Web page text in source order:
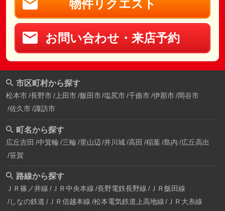
物件リクエスト
お問い合わせ・来店予約
市区町村から探す
松本市 長野市 上田市 飯田市 塩尻市 千曲市 伊那市 岡谷市
佐久市 諏訪市
町名から探す
広丘吉田 中箕輪 三輪 里山辺 井川城 高田 稲葉 島内 広丘高出
笹賀
路線から探す
ＪＲ篠ノ井線 ＪＲ中央本線 長野電鉄長野線 ＪＲ飯田線
しなの鉄道 ＪＲ信越本線 松本電気鉄道上高地線
ＪＲ大糸線